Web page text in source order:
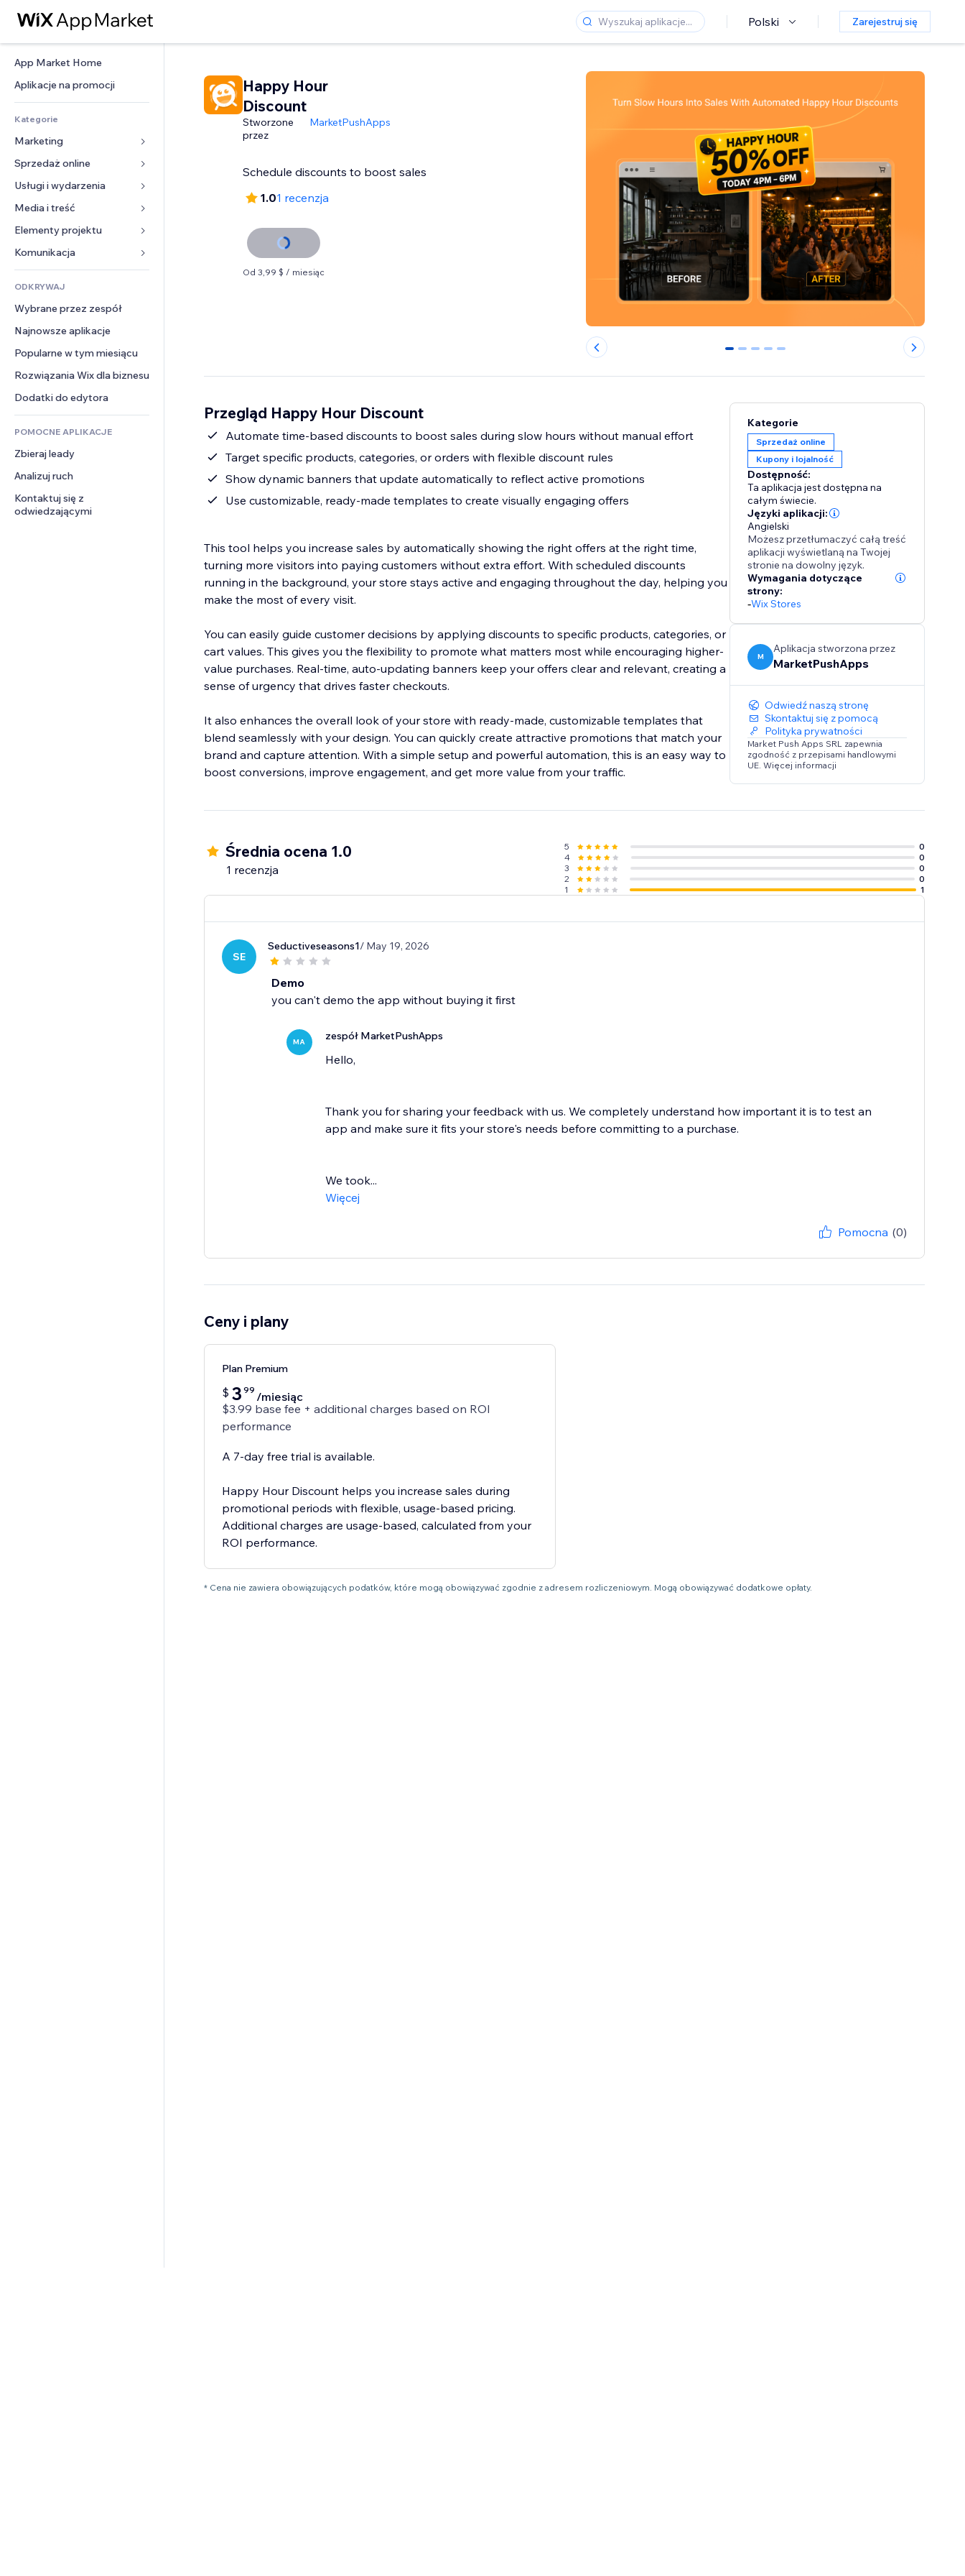
Polski Zarejestruj się
App Market Home
Aplikacje na promocji
Kategorie
Marketing
Reklamy
Smartfon
Analityka
Listy witryn
E-mail
Sprzedaż online
Aplikacje do sklepów
Wysyłka i dostawa
Przyciski sprzedaży
Rachunkowość
Kupony i lojalność
Rozwiązania dla
magazynowania
Dropshipping
Ceny i subskrypcja
Crowdfunding
Żywność i napoje
Usługi i wydarzenia
Hotele
Wydarzenia
Restauracje
Nieruchomości
Rezerwacje
Media i treść
Galeria
Muzyka
Podkasty
Fotografia
Film
PDF
Udostępnianie plików
Wiadomości
Elementy projektu
Mapy i nawigacja
Prywatność i bezpieczeństwo
Zegar
Szablony stron
Efekty obrazu
Przyciski i menu
Banery i odznaki
Kalkulatory
Szukaj
Pogoda
Wykresy i tabele
Formularze
Ankiety
Czat
Komentarze
Telefon
Społeczność
Opinie i polecenia
CRM
ODKRYWAJ
Wybrane przez zespół
Najnowsze aplikacje
Popularne w tym miesiącu
Rozwiązania Wix dla biznesu
Dodatki do edytora
POMOCNE APLIKACJE
Zbieraj leady
Analizuj ruch
Kontaktuj się z
odwiedzającymi
Happy Hour
Discount
Stworzone
przez
MarketPushApps
Schedule discounts to boost sales
1.01 recenzja
Od 3,99 $ / miesiąc
0 1 2 3 4
Przegląd Happy Hour Discount
Automate time-based discounts to boost sales during slow hours without manual effort
Target specific products, categories, or orders with flexible discount rules
Show dynamic banners that update automatically to reflect active promotions
Use customizable, ready-made templates to create visually engaging offers
This tool helps you increase sales by automatically showing the right offers at the right time,
turning more visitors into paying customers without extra effort. With scheduled discounts
running in the background, your store stays active and engaging throughout the day, helping you
make the most of every visit.
You can easily guide customer decisions by applying discounts to specific products, categories, or
cart values. This gives you the flexibility to promote what matters most while encouraging higher-
value purchases. Real-time, auto-updating banners keep your offers clear and relevant, creating a
sense of urgency that drives faster checkouts.
It also enhances the overall look of your store with ready-made, customizable templates that
blend seamlessly with your design. You can quickly create attractive promotions that match your
brand and capture attention. With a simple setup and powerful automation, this is an easy way to
boost conversions, improve engagement, and get more value from your traffic.
Kategorie
Sprzedaż online
Kupony i lojalność
Dostępność:
Ta aplikacja jest dostępna na
całym świecie.
Języki aplikacji:
Angielski
Możesz przetłumaczyć całą treść
aplikacji wyświetlaną na Twojej
stronie na dowolny język.
Wymagania dotyczące
strony:
-Wix Stores
M
Aplikacja stworzona przez
MarketPushApps
Odwiedź naszą stronę
Skontaktuj się z pomocą
Polityka prywatności
Market Push Apps SRL zapewnia
zgodność z przepisami handlowymi
UE. Więcej informacji
Średnia ocena 1.0
1 recenzja
5
0
4
0
3
0
2
0
1
1
SE
Seductiveseasons1/ May 19, 2026
Demo
you can't demo the app without buying it first
MA zespół MarketPushApps
Hello,
Thank you for sharing your feedback with us. We completely understand how important it is to test an
app and make sure it fits your store's needs before committing to a purchase.
We took...
Więcej
Pomocna (0)
Ceny i plany
Plan Premium
$ 3 99 /miesiąc
$3.99 base fee + additional charges based on ROI
performance
A 7‑day free trial is available.
Happy Hour Discount helps you increase sales during
promotional periods with flexible, usage-based pricing.
Additional charges are usage-based, calculated from your
ROI performance.
* Cena nie zawiera obowiązujących podatków, które mogą obowiązywać zgodnie z adresem rozliczeniowym. Mogą obowiązywać dodatkowe opłaty.